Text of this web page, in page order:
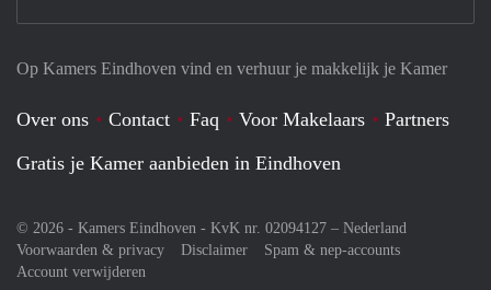
Op Kamers Eindhoven vind en verhuur je makkelijk je Kamer
Over ons Contact Faq Voor Makelaars
Partners
Gratis je Kamer aanbieden in Eindhoven
© 2026 - Kamers Eindhoven - KvK nr. 02094127 – Nederland
Voorwaarden & privacy
Disclaimer
Spam & nep-accounts
Account verwijderen